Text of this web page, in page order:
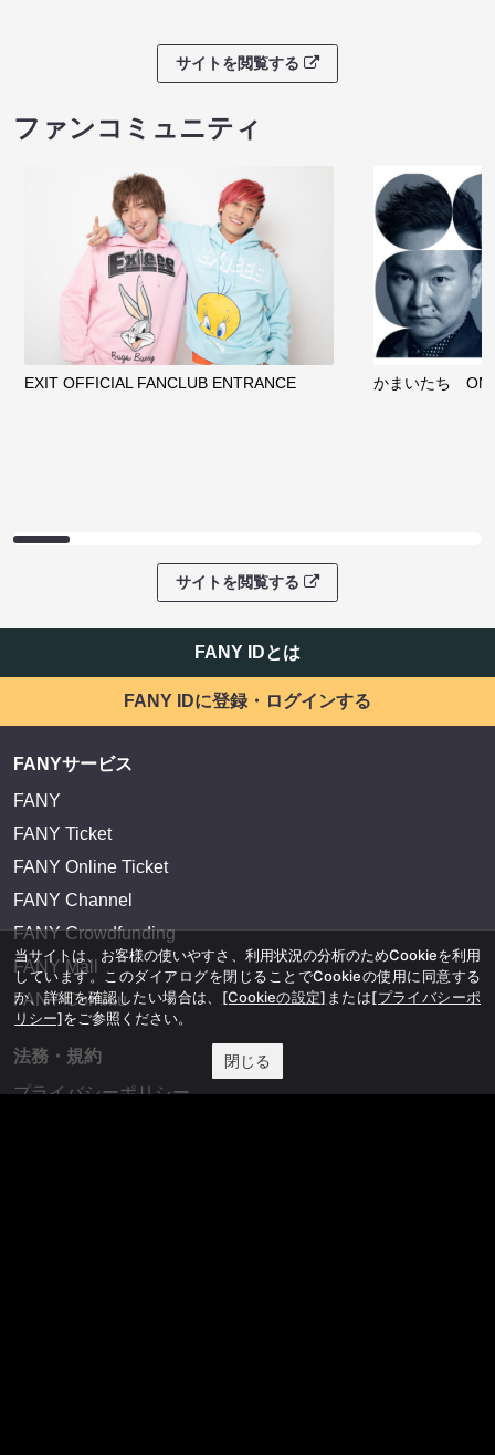
サイトを閲覧する
ファンコミュニティ
EXIT OFFICIAL FANCLUB ENTRANCE かまいたち
サイトを閲覧する
FANY IDとは
FANY IDに登録・ログインする
FANYサービス
FANY
FANY Ticket
FANY Online Ticket
FANY Channel
FANY Crowdfunding
FANY Mall
FANY Commu
法務・規約
プライバシーポリシー
当サイトは、お客様の使いやすさ、利用状況の分析のためCookieを利用
しています。このダイアログを閉じることでCookieの使用に同意する
か、詳細を確認したい場合は、 [Cookieの設定] または[プライバシーポ
リシー]をご参照ください。
閉じる